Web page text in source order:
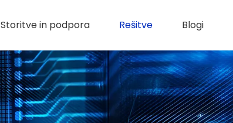
Storitve in podpora Rešitve Blogi